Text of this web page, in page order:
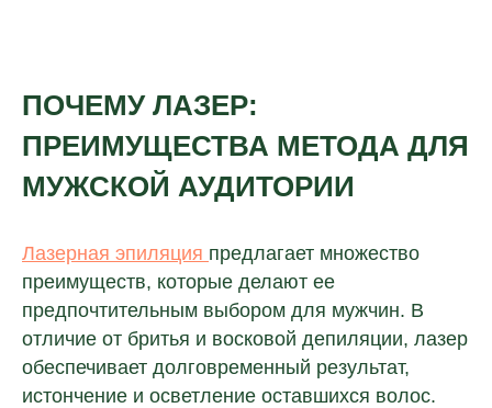
ПОЧЕМУ ЛАЗЕР:
ПРЕИМУЩЕСТВА МЕТОДА ДЛЯ
МУЖСКОЙ АУДИТОРИИ
Лазерная эпиляция предлагает множество
преимуществ, которые делают ее
предпочтительным выбором для мужчин. В
отличие от бритья и восковой депиляции, лазер
обеспечивает долговременный результат,
истончение и осветление оставшихся волос.